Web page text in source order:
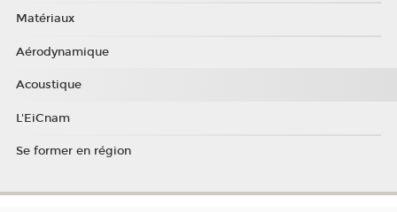
Matériaux
Aérodynamique
Acoustique
L'EiCnam
Se former en région